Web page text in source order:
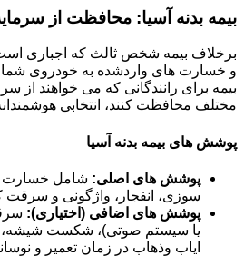
بیمه بدنه آسیا: محافظت از
برخلاف بیمه شخص ثالث که اجباری
و خسارت های واردشده به خودروی
بیمه برای رانندگانی که می خواهند از
مختلف محافظت کنند، انتخابی
پوشش های بیمه بدنه آسیا
پوشش های اصلی: شامل خسارت
سوزی، انفجار، واژگونی و سرقت
پوشش های اضافی (اختیاری):
یا سیستم صوتی)، شکست شیشه،
ایاب وذهاب در زمان تعمیر و